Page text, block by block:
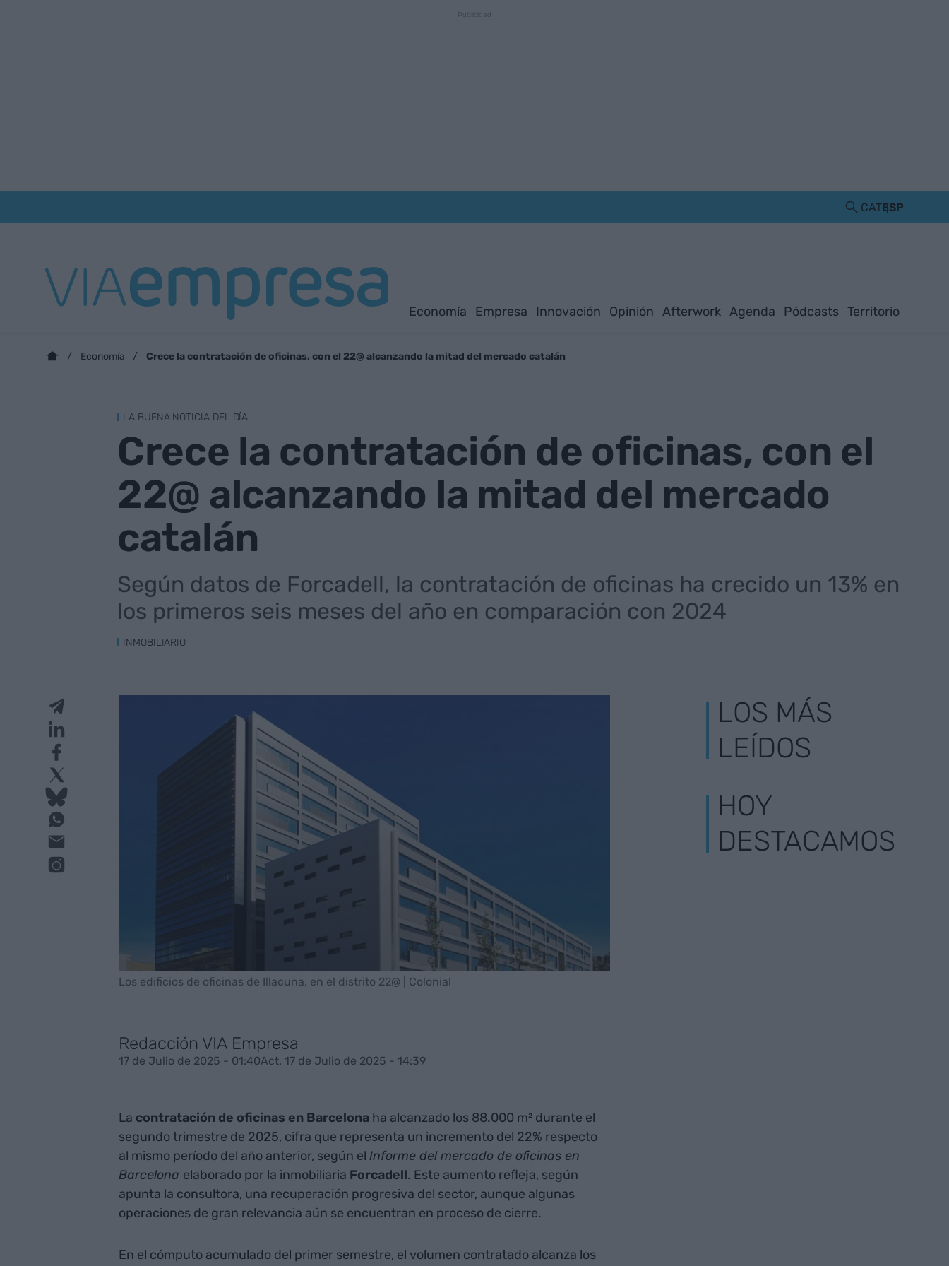
CATESP
Economía Empresa Innovación Opinión Afterwork Agenda Pódcasts Territorio
Economía Crece la contratación de oficinas, con el 22@ alcanzando la mitad del mercado catalán
LA BUENA NOTICIA DEL DÍA
Crece la contratación de oficinas, con el
22@ alcanzando la mitad del mercado
catalán
Según datos de Forcadell, la contratación de oficinas ha crecido un 13% en
los primeros seis meses del año en comparación con 2024
INMOBILIARIO
Los edificios de oficinas de Illacuna, en el distrito 22@ | Colonial
Redacción VIA Empresa
17 de Julio de 2025 - 01:40Act. 17 de Julio de 2025 - 14:39
La contratación de oficinas en Barcelonaha alcanzado los 88.000 m² durante el
segundo trimestre de 2025, cifra que representa un incremento del 22% respecto
al mismo período del año anterior, según el Informe del mercado de oficinas en
Barcelona elaborado por la inmobiliaria Forcadell. Este aumento refleja, según
apunta la consultora, una recuperación progresiva del sector, aunque algunas
operaciones de gran relevancia aún se encuentran en proceso de cierre.
En el cómputo acumulado del primer semestre, el volumen contratado alcanza los
LOS MÁS
LEÍDOS
HOY
DESTACAMOS